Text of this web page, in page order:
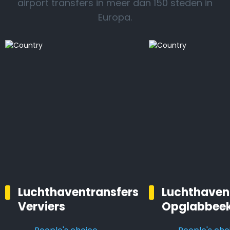
airport transfers in meer dan 150 steden in
Europa.
Luchthaventransfers
Verviers